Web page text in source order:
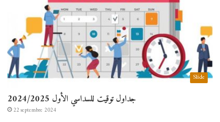
Slide
جداول توقيت للسداسي الأول 2024/2025
22 septembre 2024